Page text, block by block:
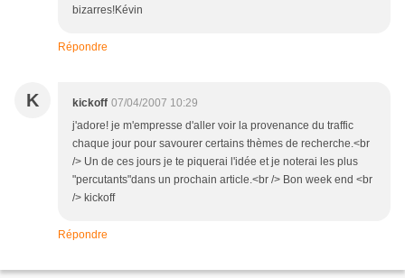
bizarres!Kévin
Répondre
K kickoff 07/04/2007 10:29
j'adore! je m'empresse d'aller voir la provenance du traffic
chaque jour pour savourer certains thèmes de recherche.<br
/> Un de ces jours je te piquerai l'idée et je noterai les plus
"percutants"dans un prochain article.<br /> Bon week end <br
/> kickoff
Répondre